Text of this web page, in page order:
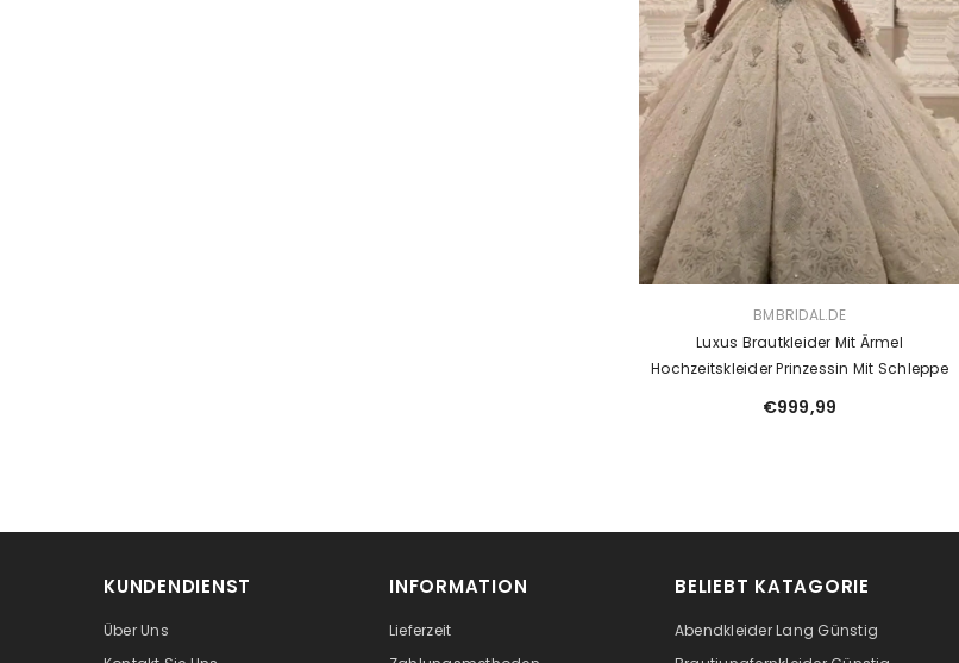
BMBRIDAL.DE
Luxus Brautkleider Mit Ärmel
Hochzeitskleider Prinzessin Mit Schleppe
€999,99
KUNDENDIENST
Über Uns
INFORMATION
Lieferzeit
BELIEBT KATAGORIE
Abendkleider Lang Günstig